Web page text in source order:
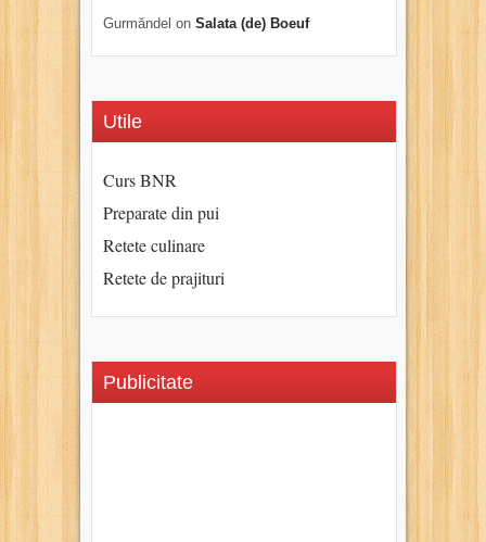
Gurmăndel on Salata (de) Boeuf
Utile
Curs BNR
Preparate din pui
Retete culinare
Retete de prajituri
Publicitate